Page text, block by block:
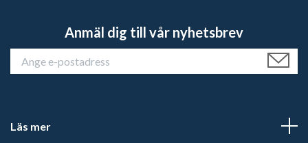
Anmäl dig till vår nyhetsbrev
Läs mer